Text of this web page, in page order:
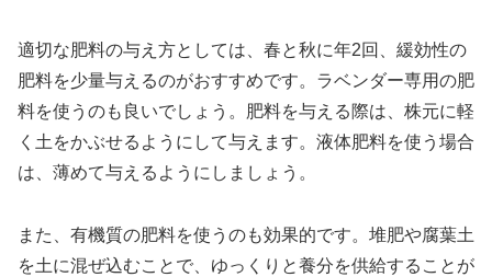
適切な肥料の与え方としては、春と秋に年2回、緩効性の
肥料を少量与えるのがおすすめです。ラベンダー専用の肥
料を使うのも良いでしょう。肥料を与える際は、株元に軽
く土をかぶせるようにして与えます。液体肥料を使う場合
は、薄めて与えるようにしましょう。
また、有機質の肥料を使うのも効果的です。堆肥や腐葉土
を土に混ぜ込むことで、ゆっくりと養分を供給することが